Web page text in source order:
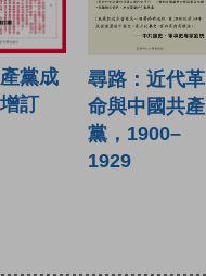
黨成
訂
尋路：近代革
命與中國共產
黨，1900–
1929